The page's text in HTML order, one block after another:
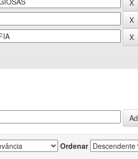
Ordenar